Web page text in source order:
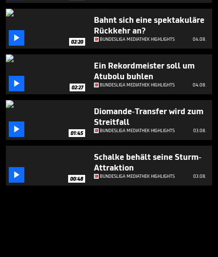
 02:20
Bahnt sich eine spektakuläre
Rückkehr an?
BUNDESLIGA MEDIATHEK HIGHLIGHTS 04.08.
 02:27
Ein Rekordmeister soll um
Atubolu buhlen
BUNDESLIGA MEDIATHEK HIGHLIGHTS 04.08.
 01:45
Diomande-Transfer wird zum
Streitfall
BUNDESLIGA MEDIATHEK HIGHLIGHTS 03.08.
 00:48
Schalke behält seine Sturm-
Attraktion
BUNDESLIGA MEDIATHEK HIGHLIGHTS 03.08.